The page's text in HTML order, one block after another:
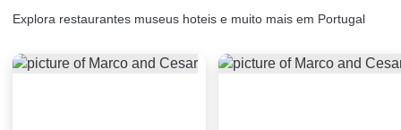
Explora restaurantes museus hoteis e muito mais em Portugal